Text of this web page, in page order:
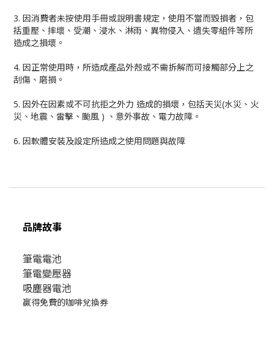
3. 因消費者未按使用手冊或說明書規定，使用不當而毀損者，包
括重壓、摔壞、受潮、浸水、淋雨、異物侵入、遺失零組件等所
造成之損壞。
4. 因正常使用時，所造成產品外殼或不需拆解而可接觸部分上之
刮傷、磨損。
5. 因外在因素或不可抗拒之外力 造成的損壞，包括天災(水災、火
災、地震、雷擊、颱風 ) 、意外事故、電力故障。
6. 因軟體安裝及設定所造成之使用問題與故障
品牌故事
筆電電池
筆電變壓器
吸塵器電池
贏得免費的咖啡兌換券